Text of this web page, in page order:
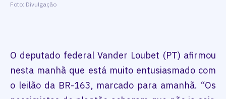
Foto: Divulgação
O deputado federal Vander Loubet (PT) afirmou
nesta manhã que está muito entusiasmado com
o leilão da BR-163, marcado para amanhã. “Os